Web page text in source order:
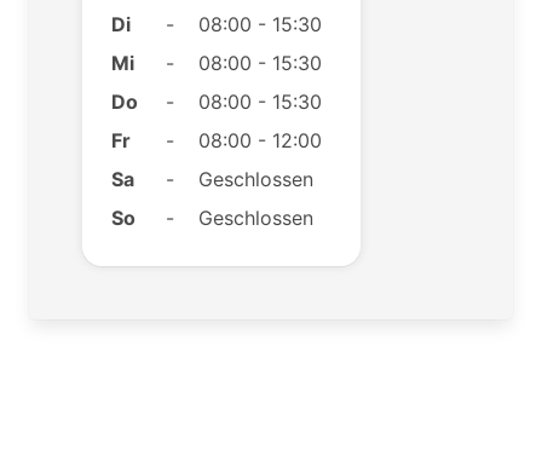
Di
-
08:00 - 15:30
Mi
-
08:00 - 15:30
Do
-
08:00 - 15:30
Fr
-
08:00 - 12:00
Sa
-
Geschlossen
So
- Geschlossen